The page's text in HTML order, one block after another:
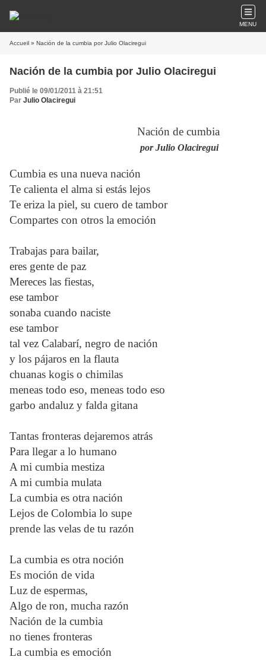
MENU
Accueil » Nación de la cumbia por Julio Olaciregui
Nación de la cumbia por Julio Olaciregui
Publié le 09/01/2011 à 21:51
Par Julio Olaciregui
Nación de cumbia
por Julio Olaciregui
Cumbia es una nueva nación
Te calienta el alma si estás lejos
Te eriza la piel, su cuero de tambor
Compartes con otros la emoción
Trabajas para bailar,
eres gente de paz
Mereces las fiestas,
ese tambor
sonaba cuando naciste
ese tambor
tal vez Calabarí, negro de nación
y los pájaros en la flauta
chuanas kogis o chimilas
meneas todo eso, meneas todo eso
garbo andaluz y falda gitana
Tantas fronteras dejaremos atrás
Para llegar a lo humano
A mi cumbia mestiza
A mi cumbia mulata
La cumbia es otra nación
Lejos de Colombia lo supe
prende las velas de tu razón
La cumbia es otra noción
Es moción de vida
Luz de espermas,
Algo de ron, mucha razón
Nación de la cumbia
no tienes fronteras
La cumbia es emoción